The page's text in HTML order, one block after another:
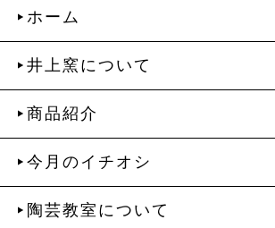
ホーム
井上窯について
商品紹介
今月のイチオシ
陶芸教室について